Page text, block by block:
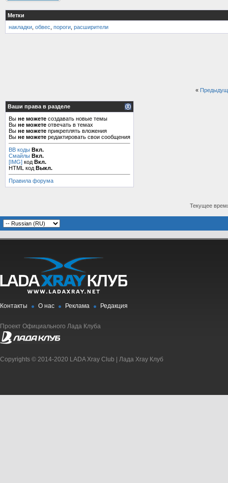
Метки
накладки обвес пороги расширители
«
Ваши права в разделе
Вы не можете создавать новые темы
Вы не можете отвечать в темах
Вы не можете прикреплять вложения
Вы не можете редактировать свои сообщения
BB коды Вкл.
Смайлы Вкл.
[IMG] код Вкл.
HTML код Выкл.
Правила форума
Текущее
Контакты О нас Реклама Редакция
Проект Официального Лада Клуба
Copyrights © 2014-2020 LADA Xray Club | Лада Xray Клуб